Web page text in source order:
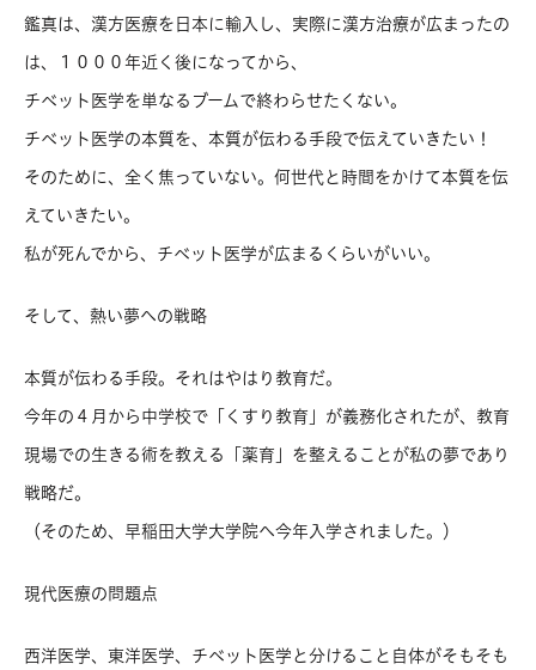
鑑真は、漢方医療を日本に輸入し、実際に漢方治療が広まったの
は、１０００年近く後になってから、
チベット医学を単なるブームで終わらせたくない。
チベット医学の本質を、本質が伝わる手段で伝えていきたい！
そのために、全く焦っていない。何世代と時間をかけて本質を伝
えていきたい。
私が死んでから、チベット医学が広まるくらいがいい。
そして、熱い夢への戦略
本質が伝わる手段。それはやはり教育だ。
今年の４月から中学校で「くすり教育」が義務化されたが、教育
現場での生きる術を教える「薬育」を整えることが私の夢であり
戦略だ。
（そのため、早稲田大学大学院へ今年入学されました。）
現代医療の問題点
西洋医学、東洋医学、チベット医学と分けること自体がそもそも